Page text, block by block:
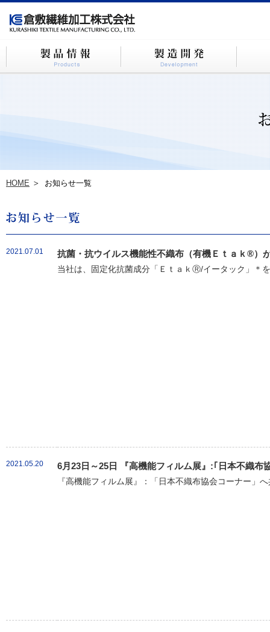
HOME お知らせ一覧
2021.07.01 抗菌・抗ウイルス機能性不織布（有機Ｅｔａｋ®）
当社は、固定化抗菌成分「ＥｔａｋⓇ/イータック」＊
2021.05.20 6月23日～25日 『高機能フィルム展』:｢日本不織布
『高機能フィルム展』：「日本不織布協会コーナー」